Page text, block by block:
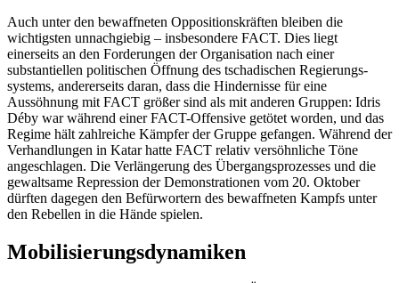
Auch unter den bewaffneten Opposi­tions­kräften bleiben die
wichtigsten un­nach­giebig – insbesondere FACT. Dies liegt
einerseits an den Forderungen der Organisation nach einer
substantiellen politischen Öffnung des tschadischen Regierungs­
systems, andererseits daran, dass die Hin­der­nisse für eine
Aussöhnung mit FACT größer sind als mit anderen Gruppen: Idris
Déby war während einer FACT-Offensive getötet worden, und das
Regime hält zahlreiche Kämpfer der Gruppe gefangen. Während der
Verhandlungen in Katar hatte FACT relativ versöhnliche Töne
angeschlagen. Die Verlängerung des Übergangsprozesses und die
gewaltsame Repression der Demonstrationen vom 20. Oktober
dürften dagegen den Befürwortern des bewaffneten Kampfs unter
den Rebellen in die Hände spielen.
Mobilisierungsdynamiken